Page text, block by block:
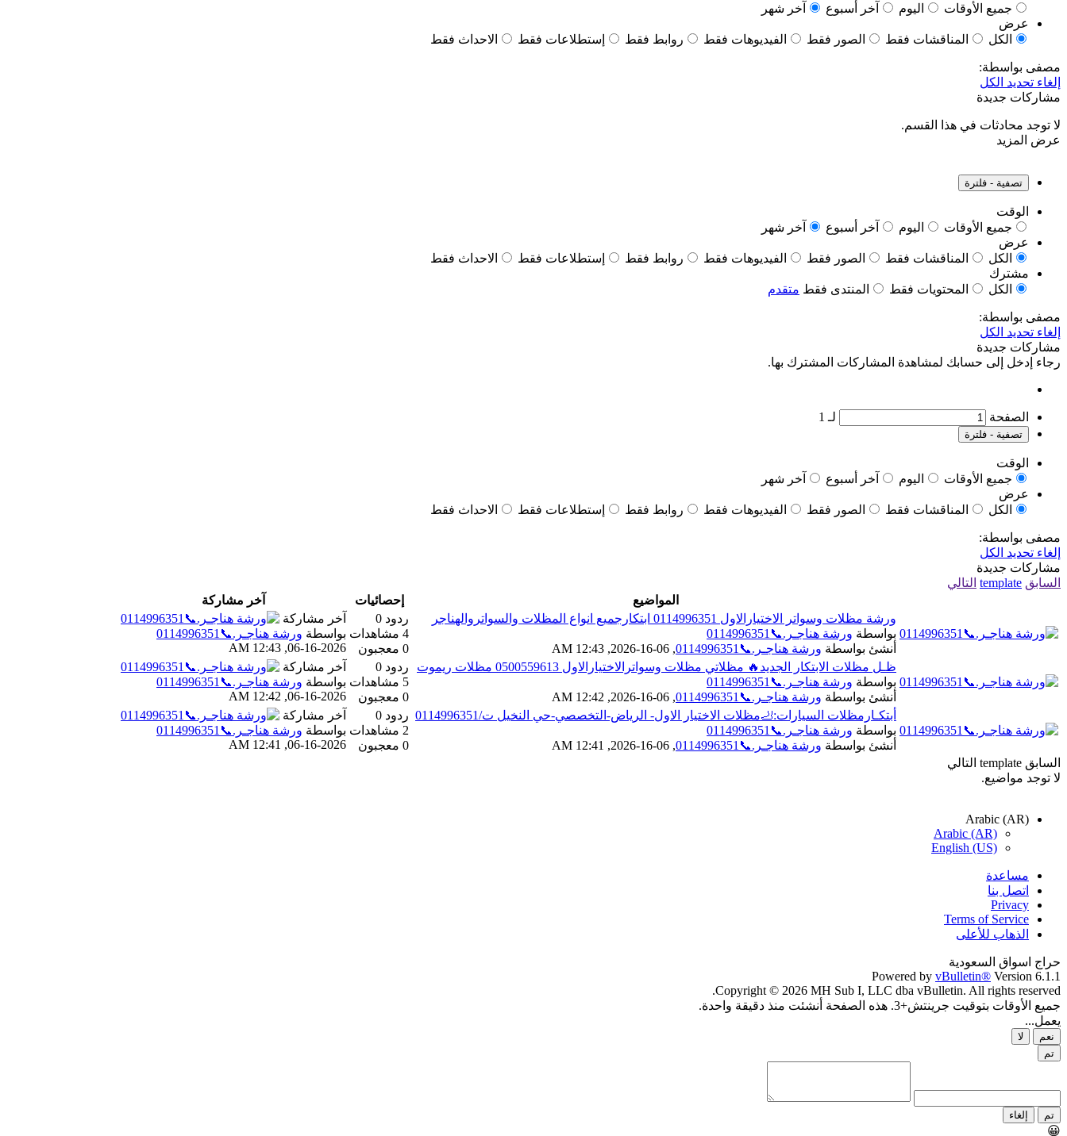
جميع الأوقات
اليوم آخر أسبوع
آخر شهر
عرض
الكل
المناقشات فقط الصور فقط الفيديوهات فقط روابط فقط إستطلاعات فقط الاحداث فقط
مصفى بواسطة:
إلغاء تحديد الكل
مشاركات جديدة
لا توجد محادثات في هذا القسم.
عرض المزيد
تصفية - فلترة
الوقت
جميع الأوقات
اليوم آخر أسبوع
آخر شهر
عرض
الكل
المناقشات فقط الصور فقط الفيديوهات فقط روابط فقط إستطلاعات فقط
الاحداث فقط
مشترك
الكل
المحتويات فقط المنتدى فقط متقدم
مصفى بواسطة:
إلغاء تحديد الكل
مشاركات جديدة
رجاء إدخل إلى حسابك لمشاهدة المشاركات المشترك بها.
الصفحة لـ 1
تصفية - فلترة
الوقت
جميع الأوقات
اليوم آخر أسبوع
آخر شهر
عرض
الكل
المناقشات فقط الصور فقط الفيديوهات فقط روابط فقط إستطلاعات فقط الاحداث فقط
مصفى بواسطة:
إلغاء تحديد الكل
مشاركات جديدة
السابق template التالي
المواضيع
إحصائيات
آخر مشاركة
ورشة مظلات وسواتر الاختيارالاول 0114996351 ابتكارجميع انواع المظلات والسواتروالهناجر
بواسطة ورشة هناجـر.📞0114996351
أنشئ بواسطة ورشة هناجـر.📞0114996351 ,
06-16-2026, 12:43 AM
ردود 0
4 مشاهدات
0 معجبون
آخر مشاركة
بواسطة ورشة هناجـر.📞0114996351
06-16-2026, 12:43 AM
ظـل مظلات الابتكار الجديد🔥 مظلاتي مظلات وسواترالاختيارالاول 0500559613 مظلات ريموت
بواسطة ورشة هناجـر.📞0114996351
أنشئ بواسطة ورشة هناجـر.📞0114996351 ,
06-16-2026, 12:42 AM
ردود 0
5 مشاهدات
0 معجبون
آخر مشاركة
بواسطة ورشة هناجـر.📞0114996351
06-16-2026, 12:42 AM
أبتكـارمظلات السيارات:🦶مظلات الاختيار الاول- الرياض-التخصصي-حي النخيل ت/0114996351
بواسطة ورشة هناجـر.📞0114996351
أنشئ بواسطة ورشة هناجـر.📞0114996351 ,
06-16-2026, 12:41 AM
ردود 0
2 مشاهدات
0 معجبون
آخر مشاركة
بواسطة ورشة هناجـر.📞0114996351
06-16-2026, 12:41 AM
السابق template التالي
لا توجد مواضيع.
Arabic (AR)
Arabic (AR)
English (US)
مساعدة
اتصل بنا
Privacy
Terms of Service
الذهاب للأعلى
حراج اسواق السعودية
Powered by vBulletin® Version 6.1.1
Copyright © 2026 MH Sub I, LLC dba vBulletin. All rights reserved.
جميع الأوقات بتوقيت جرينتش+3. هذه الصفحة أنشئت منذ دقيقة واحدة.
يعمل...
نعم
لا
تم
تم إلغاء
😀